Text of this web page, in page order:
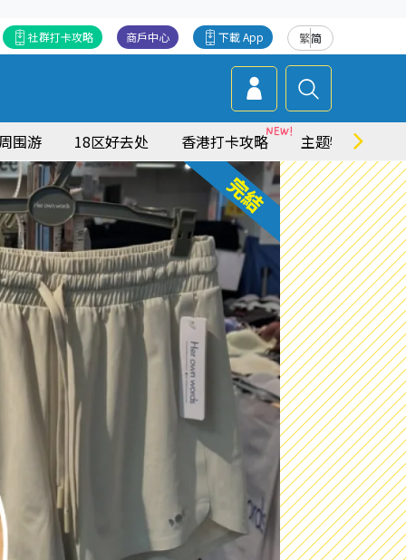
繁简
下載 App
商戶中心
社群打卡攻略
围游 18区好去处 香港打卡攻略 主题特集